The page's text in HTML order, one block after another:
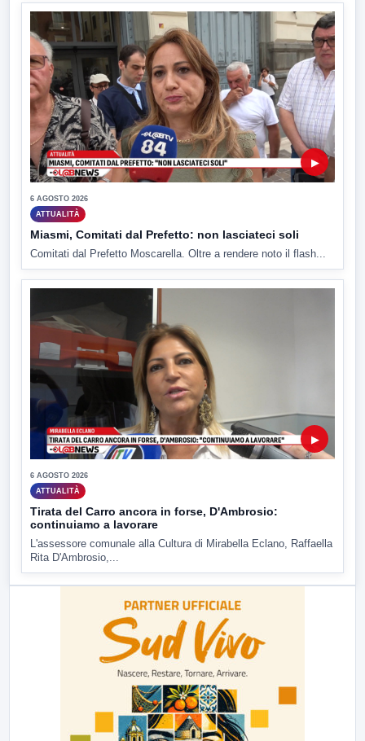
▶
6 AGOSTO 2026
ATTUALITÀ
Miasmi, Comitati dal Prefetto: non lasciateci soli
Comitati dal Prefetto Moscarella. Oltre a rendere noto il flash...
▶
6 AGOSTO 2026
ATTUALITÀ
Tirata del Carro ancora in forse, D'Ambrosio:
continuiamo a lavorare
L'assessore comunale alla Cultura di Mirabella Eclano, Raffaella
Rita D'Ambrosio,...